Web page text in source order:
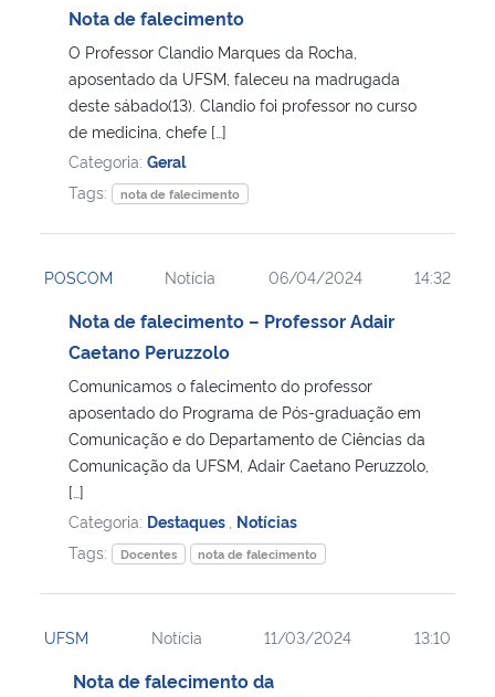
Nota de falecimento
O Professor Clandio Marques da Rocha,
aposentado da UFSM, faleceu na madrugada
deste sábado(13). Clandio foi professor no curso
de medicina, chefe […]
Categoria: Geral
Tags:
nota de falecimento
POSCOM Notícia 06/04/2024 14:32
Nota de falecimento – Professor Adair
Caetano Peruzzolo
Comunicamos o falecimento do professor
aposentado do Programa de Pós-graduação em
Comunicação e do Departamento de Ciências da
Comunicação da UFSM, Adair Caetano Peruzzolo,
[…]
Categoria: Destaques Notícias
Tags:
Docentes nota de falecimento
UFSM Notícia 11/03/2024 13:10
Nota de falecimento da